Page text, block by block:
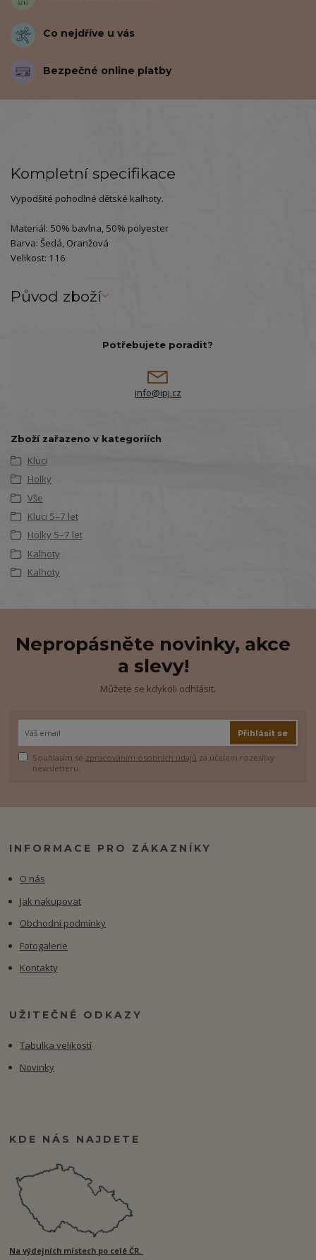
Co nejdříve u vás
Bezpečné online platby
Kompletní specifikace
Vypodšité pohodlné dětské kalhoty.
Materiál: 50% bavlna, 50% polyester
Barva: Šedá, Oranžová
Velikost: 116
Původ zboží
Potřebujete poradit?
info@ipj.cz
Zboží zařazeno v kategoriích
Kluci
Holky
Vše
Kluci 5–7 let
Holky 5–7 let
Kalhoty
Kalhoty
Nepropásněte novinky, akce
a slevy!
Můžete se kdykoli odhlásit.
Přihlásit se
Souhlasím se zpracováním osobních údajů za účelem rozesílky
newsletteru.
INFORMACE PRO ZÁKAZNÍKY
O nás
Jak nakupovat
Obchodní podmínky
Fotogalerie
Kontakty
UŽITEČNÉ ODKAZY
Tabulka velikostí
Novinky
KDE NÁS NAJDETE
Na výdejních místech po celé ČR.